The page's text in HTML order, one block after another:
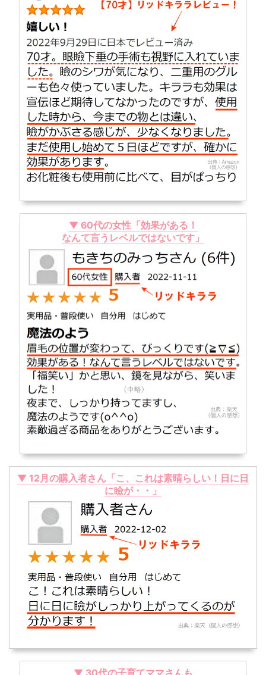
▼ 60代の女性「効果がある！
なんて言うレベルではないです」
▼ 12月の購入者さん「こ、これは素晴らしい！日に日
に瞼が・・」